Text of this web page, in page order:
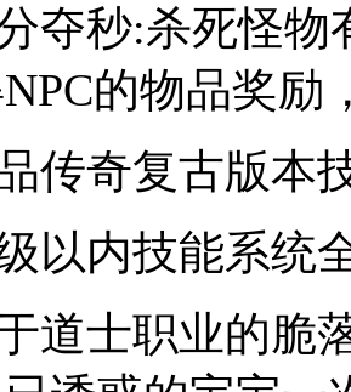
秒:杀死怪物
的物品奖励
传奇复古版本
内技能系统
士职业的脆落